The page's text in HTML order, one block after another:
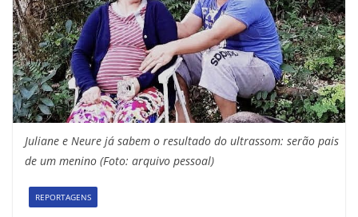
Juliane e Neure já sabem o resultado do ultrassom: serão pais
de um menino (Foto: arquivo pessoal)
REPORTAGENS